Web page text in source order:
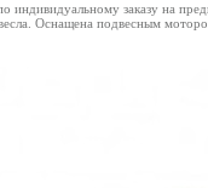
индивидуальному заказу на
Оснащена подвесным